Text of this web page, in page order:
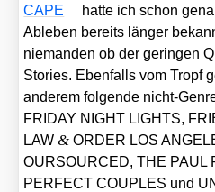
CAPE
hat­te ich schon
Able­ben bereits län­ger
nie­man­den ob der gerin­gen
Sto­ries. Eben­falls vom Tropf
ande­rem fol­gen­de nicht-
FRIDAY NIGHT LIGHTS,
LAW& ORDER LOS
OURSOURCED, THE PAUL
PERFECT COUPLES und